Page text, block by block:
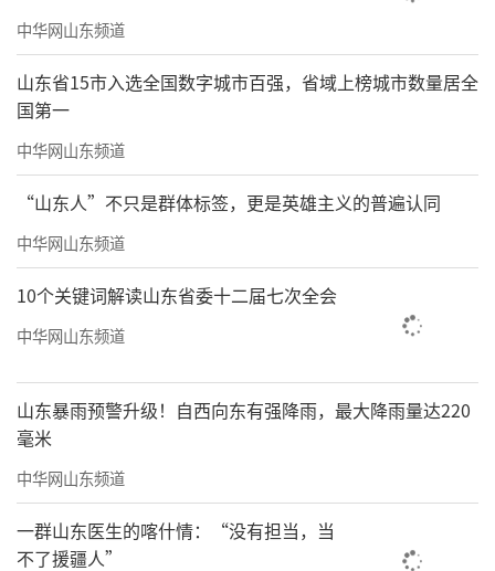
中华网山东频道
山东省15市入选全国数字城市百强，省域上榜城市数量居全
国第一
中华网山东频道
“山东人”不只是群体标签，更是英雄主义的普遍认同
中华网山东频道
10个关键词解读山东省委十二届七次全会
中华网山东频道
山东暴雨预警升级！自西向东有强降雨，最大降雨量达220
毫米
中华网山东频道
一群山东医生的喀什情：“没有担当，当
不了援疆人”